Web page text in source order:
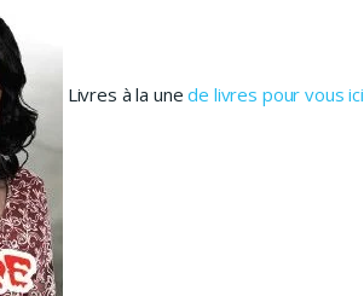
Livres à la unede livres pour vous ici